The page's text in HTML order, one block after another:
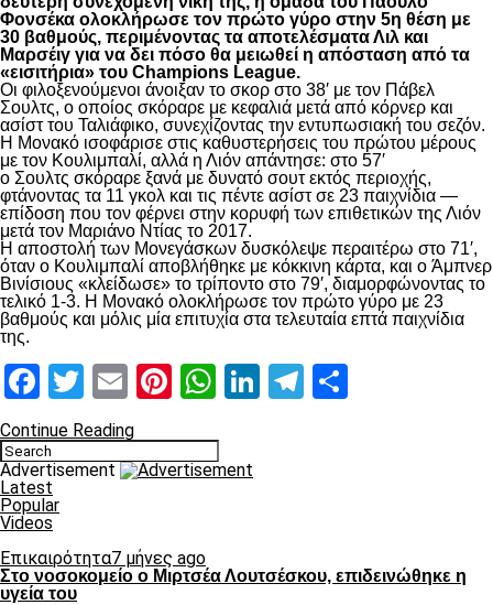
Φονσέκα ολοκλήρωσε τον πρώτο γύρο στην 5η θέση με
30 βαθμούς, περιμένοντας τα αποτελέσματα Λιλ και
Μαρσέιγ για να δει πόσο θα μειωθεί η απόσταση από τα
«εισιτήρια» του Champions League.
Οι φιλοξενούμενοι άνοιξαν το σκορ στο 38′ με τον Πάβελ
Σουλτς, ο οποίος σκόραρε με κεφαλιά μετά από κόρνερ και
ασίστ του Ταλιάφικο, συνεχίζοντας την εντυπωσιακή του σεζόν.
Η Μονακό ισοφάρισε στις καθυστερήσεις του πρώτου μέρους
με τον Κουλιμπαλί, αλλά η Λιόν απάντησε: στο 57′
ο Σουλτς σκόραρε ξανά με δυνατό σουτ εκτός περιοχής,
φτάνοντας τα 11 γκολ και τις πέντε ασίστ σε 23 παιχνίδια —
επίδοση που τον φέρνει στην κορυφή των επιθετικών της Λιόν
μετά τον Μαριάνο Ντίας το 2017.
Η αποστολή των Μονεγάσκων δυσκόλεψε περαιτέρω στο 71′,
όταν ο Κουλιμπαλί αποβλήθηκε με κόκκινη κάρτα, και ο Άμπνερ
Βινίσιους «κλείδωσε» το τρίποντο στο 79′, διαμορφώνοντας το
τελικό 1-3. Η Μονακό ολοκλήρωσε τον πρώτο γύρο με 23
βαθμούς και μόλις μία επιτυχία στα τελευταία επτά παιχνίδια
της.
Facebook
Twitter
EmailPinterest
WhatsApp
LinkedIn
Telegram
Continue Reading
Advertisement
Latest
Popular
Videos
Επικαιρότητα7 μήνες ago
Στο νοσοκομείο ο Μιρτσέα Λουτσέσκου, επιδεινώθηκε η
υγεία του